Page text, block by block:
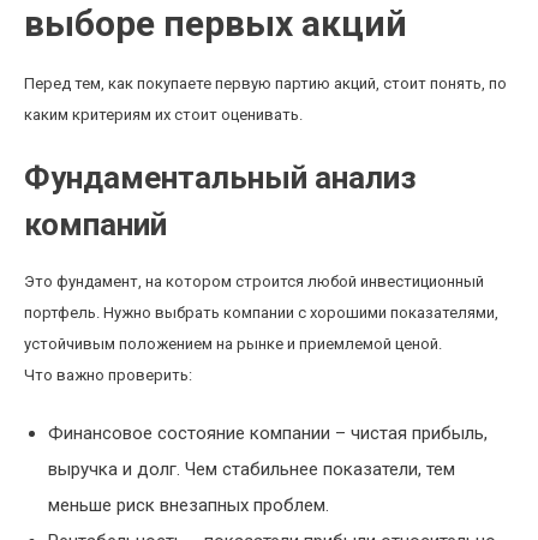
выборе первых акций
Перед тем, как покупаете первую партию акций, стоит понять, по
каким критериям их стоит оценивать.
Фундаментальный анализ
компаний
Это фундамент, на котором строится любой инвестиционный
портфель. Нужно выбрать компании с хорошими показателями,
устойчивым положением на рынке и приемлемой ценой.
Что важно проверить:
Финансовое состояние компании – чистая прибыль,
выручка и долг. Чем стабильнее показатели, тем
меньше риск внезапных проблем.